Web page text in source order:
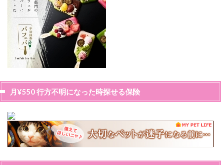
月¥550 行方不明になった時探せる保険